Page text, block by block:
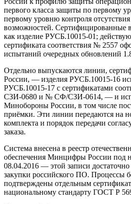
первого класса защиты по первому
первому уровню контроля
возможностей. Сертифицированные
как изделие РУСБ.10015-01;
сертификата соответствия № 2557
испытаний очередных обновлений
Отдельно выпускаются линии,
России, — изделия РУСБ.10015-16
РУСБ.10015-17 с сертификатами
СЗИ-0680 и № СФ/СЗИ-0614, — и
Минобороны России, в том числе
приёмки. Эти линии передаются на
комплекта и порядок передачи
заказа.
Система внесена в реестр
обеспечения Минцифры России под
08.04.2016 — этой записи
закупки российского ПО. Процессы
подтверждены отдельным
национальному стандарту ГОСТ Р